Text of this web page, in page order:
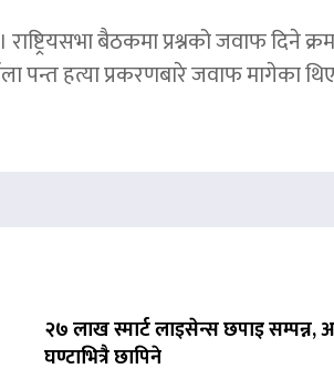
बैठकमा प्रश्नको जवाफ दिने
पन्त हत्या प्रकरणबारे जवाफ मागेका
२७ लाख स्मार्ट लाइसेन्स छपाइ सम्पन्न,
घण्टाभित्रै छापिने